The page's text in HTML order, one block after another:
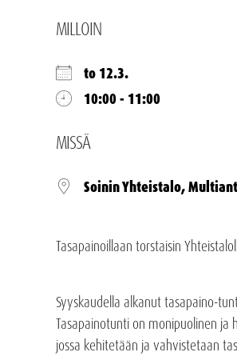
MILLOIN
to 12.3.
10:00 - 11:00
MISSÄ
Soinin Yhteistalo,
Tasapainoillaan torstaisin
Syyskaudella alkanut tasapaino-
Tasapainotunti on monipuolinen ja
jossa kehitetään ja vahvistetaan